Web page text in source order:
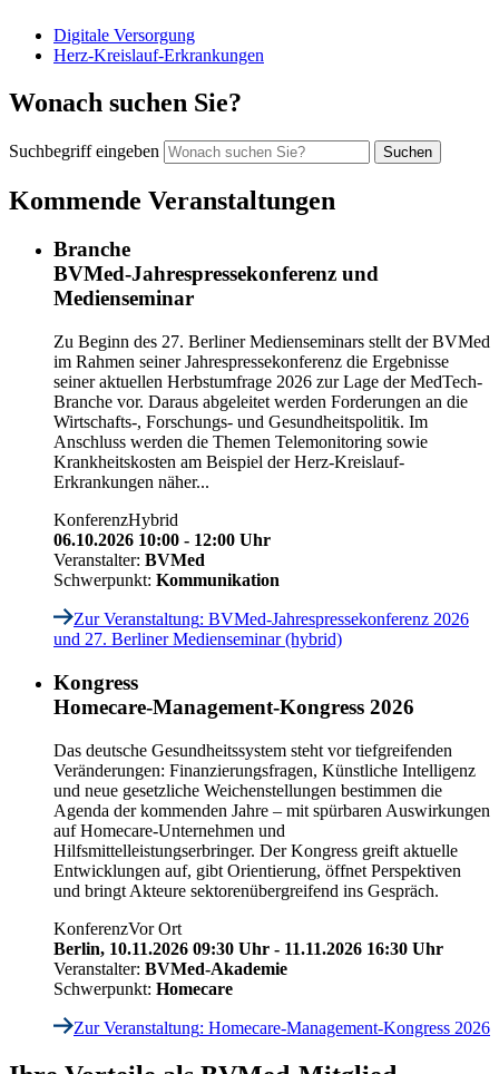
Digitale Versorgung
Herz-Kreislauf-Erkrankungen
Wonach suchen Sie?
Suchbegriff eingeben
Kommende Veranstaltungen
Branche
BVMed-Jahrespressekonferenz und
Medienseminar
Zu Beginn des 27. Berliner Medienseminars stellt der BVMed
im Rahmen seiner Jahrespressekonferenz die Ergebnisse
seiner aktuellen Herbstumfrage 2026 zur Lage der MedTech-
Branche vor. Daraus abgeleitet werden Forderungen an die
Wirtschafts-, Forschungs- und Gesundheitspolitik. Im
Anschluss werden die Themen Telemonitoring sowie
Krankheitskosten am Beispiel der Herz-Kreislauf-
Erkrankungen näher...
KonferenzHybrid
06.10.2026 10:00 - 12:00 Uhr
Veranstalter: BVMed
Schwerpunkt: Kommunikation
Zur Veranstaltung: BVMed-Jahrespressekonferenz 2026
und 27. Berliner Medienseminar (hybrid)
Kongress
Homecare-Management-Kongress 2026
Das deutsche Gesundheitssystem steht vor tiefgreifenden
Veränderungen: Finanzierungsfragen, Künstliche Intelligenz
und neue gesetzliche Weichenstellungen bestimmen die
Agenda der kommenden Jahre – mit spürbaren Auswirkungen
auf Homecare-Unternehmen und
Hilfsmittelleistungserbringer. Der Kongress greift aktuelle
Entwicklungen auf, gibt Orientierung, öffnet Perspektiven
und bringt Akteure sektorenübergreifend ins Gespräch.
KonferenzVor Ort
Berlin, 10.11.2026 09:30 Uhr - 11.11.2026 16:30 Uhr
Veranstalter: BVMed-Akademie
Schwerpunkt: Homecare
Zur Veranstaltung: Homecare-Management-Kongress 2026